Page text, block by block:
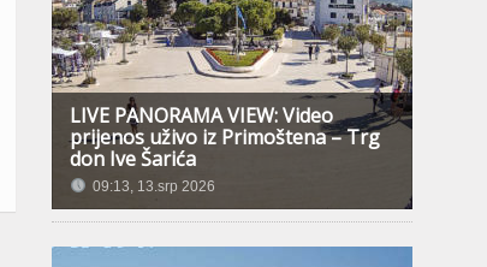
LIVE PANORAMA VIEW: Video
prijenos uživo iz Primoštena – Trg
don Ive Šarića
09:13, 13.srp 2026